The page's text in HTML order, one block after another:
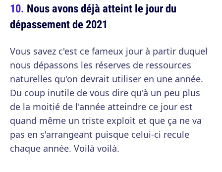
Nous avons déjà atteint le jour du
dépassement de 2021
Vous savez c'est ce fameux jour à partir duquel
nous dépassons les réserves de ressources
naturelles qu'on devrait utiliser en une année.
Du coup inutile de vous dire qu'à un peu plus
de la moitié de l'année atteindre ce jour est
quand même un triste exploit et que ça ne va
pas en s'arrangeant puisque celui-ci recule
chaque année. Voilà voilà.